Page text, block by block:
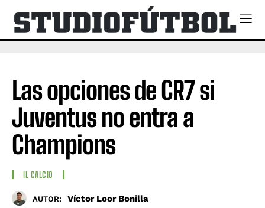
Las opciones de CR7 si
Juventus no entra a
Champions
IL CALCIO
AUTOR: Víctor Loor Bonilla